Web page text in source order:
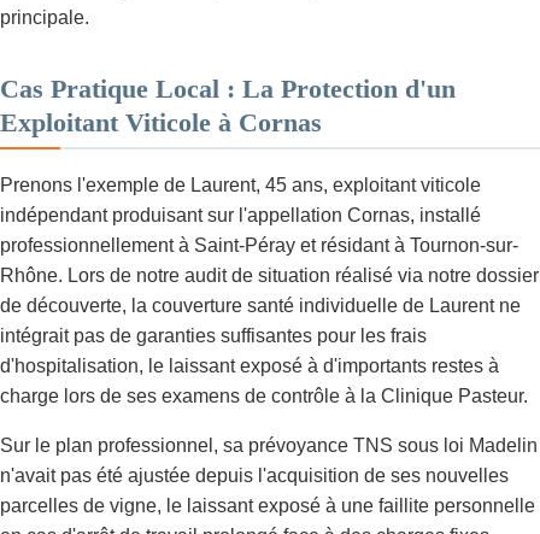
principale.
Cas Pratique Local : La Protection d'un
Exploitant Viticole à Cornas
Prenons l'exemple de Laurent, 45 ans, exploitant viticole
indépendant produisant sur l'appellation Cornas, installé
professionnellement à Saint-Péray et résidant à Tournon-sur-
Rhône. Lors de notre audit de situation réalisé via notre dossier
de découverte, la couverture santé individuelle de Laurent ne
intégrait pas de garanties suffisantes pour les frais
d'hospitalisation, le laissant exposé à d'importants restes à
charge lors de ses examens de contrôle à la Clinique Pasteur.
Sur le plan professionnel, sa prévoyance TNS sous loi Madelin
n'avait pas été ajustée depuis l'acquisition de ses nouvelles
parcelles de vigne, le laissant exposé à une faillite personnelle